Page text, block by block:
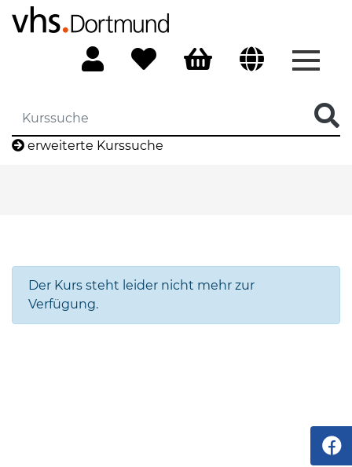
erweiterte Kurssuche
Der Kurs steht leider nicht mehr zur
Verfügung.